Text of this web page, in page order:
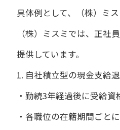
具体例として、（株）ミ
（株）ミスミでは、正社
提供しています。
1. 自社積立型の現金支給
・勤続3年経過後に受給
・各職位の在籍期間ごと